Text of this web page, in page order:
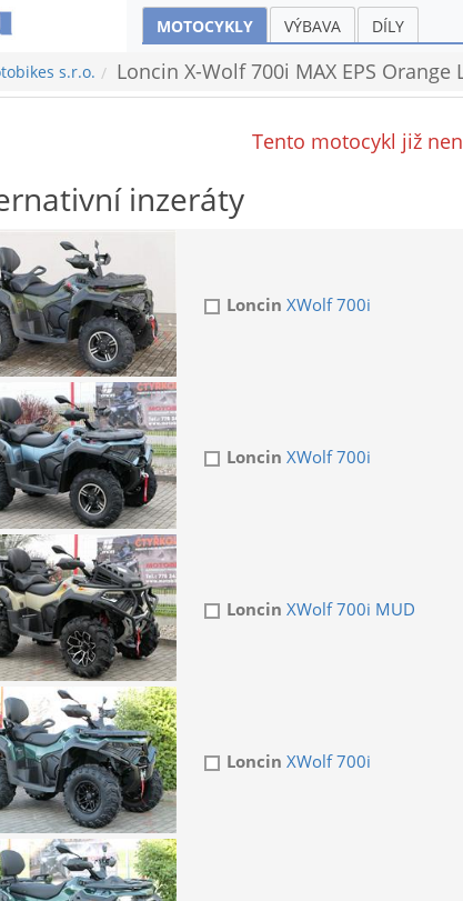
MOTOCYKLY VÝBAVA DÍLY
s.r.o. Loncin X-Wolf 700i MAX EPS
Tento motocykl již
inzeráty
Loncin XWolf 700i
Loncin XWolf 700i
Loncin XWolf 700i MUD
Loncin XWolf 700i